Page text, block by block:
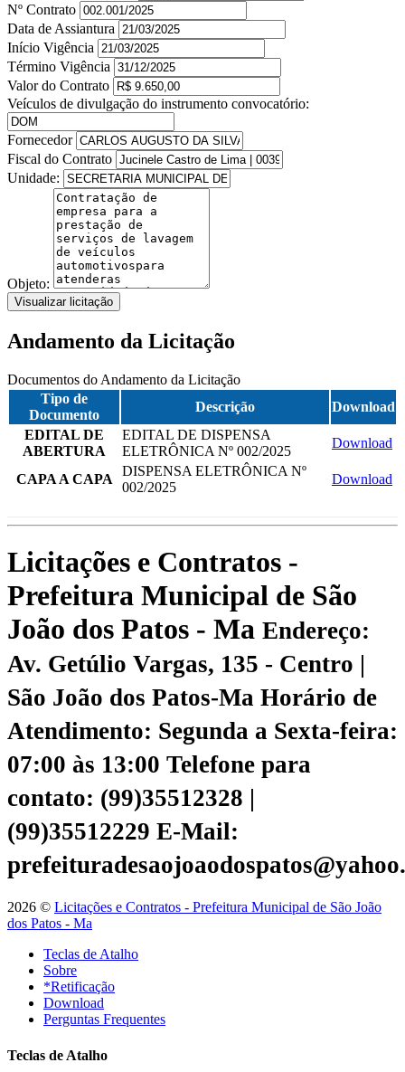
Nº Contrato
Data de Assiantura
Início Vigência
Término Vigência
Valor do Contrato
Veículos de divulgação do instrumento convocatório:
Fornecedor
Fiscal do Contrato
Unidade:
Objeto:
Visualizar licitação
Andamento da Licitação
Documentos do Andamento da Licitação
Tipo de
Documento
Descrição
Download
EDITAL DE
ABERTURA
EDITAL DE DISPENSA
ELETRÔNICA Nº 002/2025
Download
CAPA A CAPA
DISPENSA ELETRÔNICA Nº
002/2025
Download
Licitações e Contratos -
Prefeitura Municipal de São
João dos Patos - Ma Endereço:
Av. Getúlio Vargas, 135 - Centro |
São João dos Patos-Ma Horário de
Atendimento: Segunda a Sexta-feira:
07:00 às 13:00 Telefone para
contato: (99)35512328 |
(99)35512229 E-Mail:
2026 © Licitações e Contratos - Prefeitura Municipal de São João
dos Patos - Ma
Teclas de Atalho
Sobre
*Retificação
Download
Perguntas Frequentes
Teclas de Atalho